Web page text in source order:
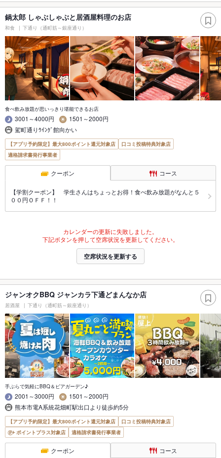
鍋太郎 しゃぶしゃぶと居酒屋料理のお店
和食 下通り（通町筋～銀座通り）
食べ飲み放題が思いっきり堪能できるお店
3001～4000円
1501～2000円
駕町通りｳｲﾝｸﾞ館向かい
【アプリ予約限定】最大800ポイント還元対象店
口コミ投稿特典対象店
適格請求書発行事業者
クーポン コース
【学割クーポン】 学生さんはちょっとお得！食べ飲み放題がなんと５
００円ＯＦＦ！！
カレンダーの更新に失敗しました。
下記ボタンを押して空席状況を更新してください。
空席状況を更新する
ジャンオクBBQ ジャンカラ下通どまんなか店
居酒屋 下通り（通町筋～銀座通り）
手ぶらで気軽にBBQ＆ビアガーデン♪
2001～3000円
1501～2000円
熊本市電A系統花畑町駅出口より徒歩約5分
【アプリ予約限定】最大800ポイント還元対象店
口コミ投稿特典対象店
ポイントプラス対象店
適格請求書発行事業者
クーポン コース